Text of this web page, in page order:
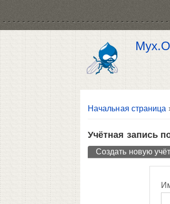
Вы здесь
Начальная страница
Учётная запись
Главные вкладки
Создать новую